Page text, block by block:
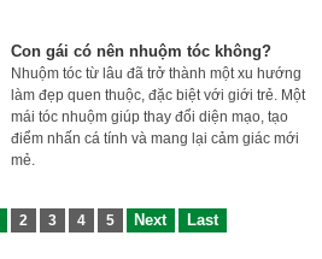
Con gái có nên nhuộm tóc không?
Nhuộm tóc từ lâu đã trở thành một xu hướng
làm đẹp quen thuộc, đặc biệt với giới trẻ. Một
mái tóc nhuộm giúp thay đổi diện mạo, tạo
điểm nhấn cá tính và mang lại cảm giác mới
mẻ.
2 3 4 5 Next Last